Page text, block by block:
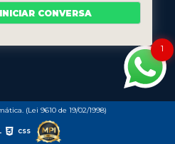
(Lei 9610 de 19/02/1998)
CSS
1
INICIAR CONVERSA